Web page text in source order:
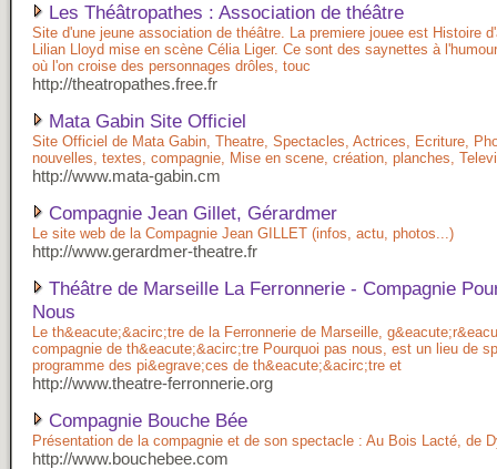
Les Théâtropathes : Association de théâtre
Site d'une jeune association de théâtre. La premiere jouee est Histoire
Lilian Lloyd mise en scène Célia Liger. Ce sont des saynettes à
où l'on croise des personnages drôles, touc
http://theatropathes.free.fr
Mata Gabin Site Officiel
Site Officiel de Mata Gabin, Theatre, Spectacles, Actrices, Ecriture,
nouvelles, textes, compagnie, Mise en scene, création, planches,
http://www.mata-gabin.cm
Compagnie Jean Gillet, Gérardmer
Le site web de la Compagnie Jean GILLET (infos, actu, photos...)
http://www.gerardmer-theatre.fr
Théâtre de Marseille La Ferronnerie - Compagnie
Nous
Le th&eacute;&acirc;tre de la Ferronnerie de Marseille,
compagnie de th&eacute;&acirc;tre Pourquoi pas nous, est un lieu de
programme des pi&egrave;ces de th&eacute;&acirc;tre et
http://www.theatre-ferronnerie.org
Compagnie Bouche Bée
Présentation de la compagnie et de son spectacle : Au Bois Lacté, de
http://www.bouchebee.com